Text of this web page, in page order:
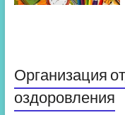
Организация
оздоровления